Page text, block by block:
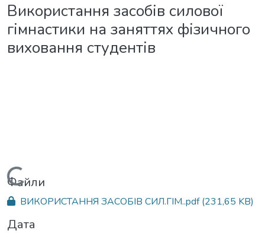
Використання засобів силової
гімнастики на заняттях фізичного
виховання студентів
Вантажиться...
Файли
ВИКОРИСТАННЯ ЗАСОБІВ СИЛ.ГІМ..pdf(231,65 KB)
Дата